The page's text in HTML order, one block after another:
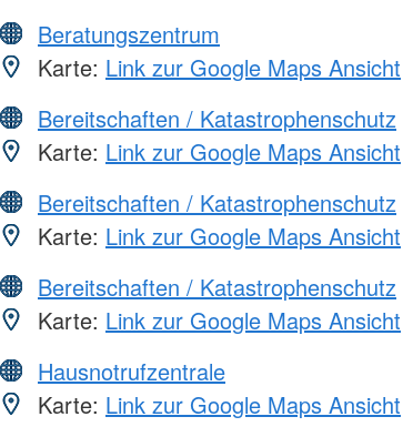
Beratungszentrum
Karte: Link zur Google Maps Ansicht
Bereitschaften / Katastrophenschutz
Karte: Link zur Google Maps Ansicht
Bereitschaften / Katastrophenschutz
Karte: Link zur Google Maps Ansicht
Bereitschaften / Katastrophenschutz
Karte: Link zur Google Maps Ansicht
Hausnotrufzentrale
Karte: Link zur Google Maps Ansicht